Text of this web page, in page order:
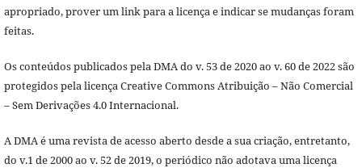
apropriado, prover um link para a licença e indicar se mudanças foram
feitas.
Os conteúdos publicados pela DMA do v. 53 de 2020 ao v. 60 de 2022 são
protegidos pela licença Creative Commons Atribuição – Não Comercial
– Sem Derivações 4.0 Internacional.
A DMA é uma revista de acesso aberto desde a sua criação, entretanto,
do v.1 de 2000 ao v. 52 de 2019, o periódico não adotava uma licença